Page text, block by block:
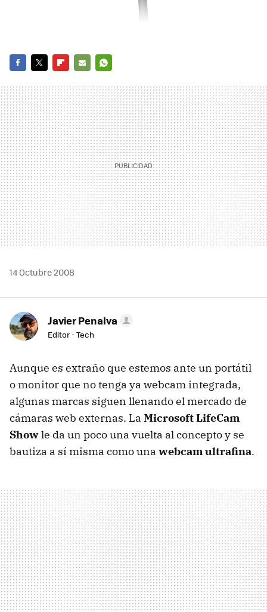
MAIL
14 Octubre 2008
Javier Penalva
Editor - Tech
Aunque es extraño que estemos ante un portátil
o monitor que no tenga ya webcam integrada,
algunas marcas siguen llenando el mercado de
cámaras web externas. La Microsoft LifeCam
Showle da un poco una vuelta al concepto y se
bautiza a sí misma como una webcam ultrafina.